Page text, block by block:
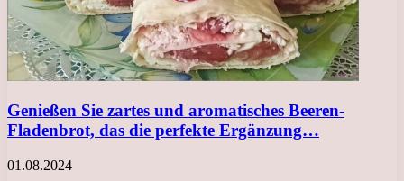
Genießen Sie zartes und aromatisches Beeren-
Fladenbrot, das die perfekte Ergänzung…
01.08.2024